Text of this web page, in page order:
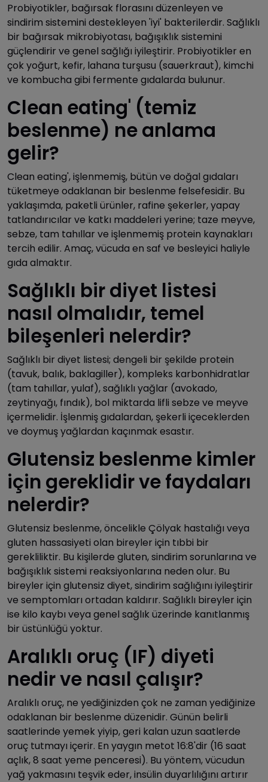
Probiyotikler, bağırsak florasını düzenleyen ve
sindirim sistemini destekleyen 'iyi' bakterilerdir. Sağlıklı
bir bağırsak mikrobiyotası, bağışıklık sistemini
güçlendirir ve genel sağlığı iyileştirir. Probiyotikler en
çok yoğurt, kefir, lahana turşusu (sauerkraut), kimchi
ve kombucha gibi fermente gıdalarda bulunur.
Clean eating' (temiz
beslenme) ne anlama
gelir?
Clean eating', işlenmemiş, bütün ve doğal gıdaları
tüketmeye odaklanan bir beslenme felsefesidir. Bu
yaklaşımda, paketli ürünler, rafine şekerler, yapay
tatlandırıcılar ve katkı maddeleri yerine; taze meyve,
sebze, tam tahıllar ve işlenmemiş protein kaynakları
tercih edilir. Amaç, vücuda en saf ve besleyici haliyle
gıda almaktır.
Sağlıklı bir diyet listesi
nasıl olmalıdır, temel
bileşenleri nelerdir?
Sağlıklı bir diyet listesi; dengeli bir şekilde protein
(tavuk, balık, baklagiller), kompleks karbonhidratlar
(tam tahıllar, yulaf), sağlıklı yağlar (avokado,
zeytinyağı, fındık), bol miktarda lifli sebze ve meyve
içermelidir. İşlenmiş gıdalardan, şekerli içeceklerden
ve doymuş yağlardan kaçınmak esastır.
Glutensiz beslenme kimler
için gereklidir ve faydaları
nelerdir?
Glutensiz beslenme, öncelikle Çölyak hastalığı veya
gluten hassasiyeti olan bireyler için tıbbi bir
gerekliliktir. Bu kişilerde gluten, sindirim sorunlarına ve
bağışıklık sistemi reaksiyonlarına neden olur. Bu
bireyler için glutensiz diyet, sindirim sağlığını iyileştirir
ve semptomları ortadan kaldırır. Sağlıklı bireyler için
ise kilo kaybı veya genel sağlık üzerinde kanıtlanmış
bir üstünlüğü yoktur.
Aralıklı oruç (IF) diyeti
nedir ve nasıl çalışır?
Aralıklı oruç, ne yediğinizden çok ne zaman yediğinize
odaklanan bir beslenme düzenidir. Günün belirli
saatlerinde yemek yiyip, geri kalan uzun saatlerde
oruç tutmayı içerir. En yaygın metot 16:8'dir (16 saat
açlık, 8 saat yeme penceresi). Bu yöntem, vücudun
yağ yakmasını teşvik eder, insülin duyarlılığını artırır